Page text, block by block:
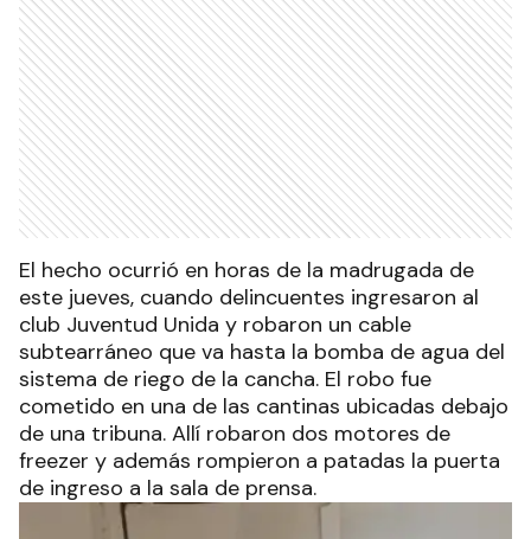
El hecho ocurrió en horas de la madrugada de
este jueves, cuando delincuentes ingresaron al
club Juventud Unida y robaron un cable
subtearráneo que va hasta la bomba de agua del
sistema de riego de la cancha. El robo fue
cometido en una de las cantinas ubicadas debajo
de una tribuna. Allí robaron dos motores de
freezer y además rompieron a patadas la puerta
de ingreso a la sala de prensa.